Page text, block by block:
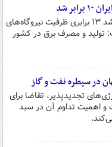
شد
معاون وزیر نیرو از رشد ۱۳ برابری ظرفیت نیروگاه‌های
تولید و مصرف برق در کشور
در سیطره نفت و گاز
تجدیدپذیر، تقاضا برای
و اهمیت تداوم آن در سبد